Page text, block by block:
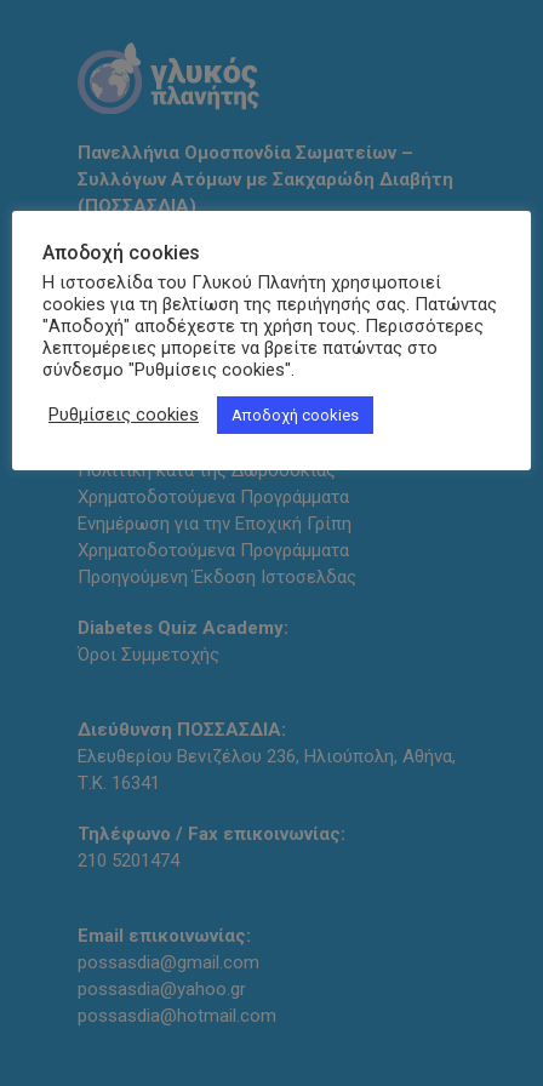
Πανελλήνια Ομοσπονδία Σωματείων –
Συλλόγων Ατόμων με Σακχαρώδη Διαβήτη
(ΠΟΣΣΑΣΔΙΑ)
Η ομάδα της ΠΟΣΣΑΣΔΙΑ προσπαθεί συνεχώς να
διασφαλίσει την ψηφιακή προσβασιμότητα της
ιστοσελίδας για άτομα με αναπηρία. Εάν θέλετε να
αναφέρετε κάποιο πρόβλημα, επικοινωνήστε μαζί μας.
Πολιτική κατά της Δωροδοκίας
Χρηματοδοτούμενα Προγράμματα
Ενημέρωση για την Εποχική Γρίπη
Χρηματοδοτούμενα Προγράμματα
Προηγούμενη Έκδοση Ιστοσελδας
Diabetes Quiz Academy:
Όροι Συμμετοχής
Διεύθυνση ΠΟΣΣΑΣΔΙΑ:
Ελευθερίου Βενιζέλου 236, Ηλιούπολη, Αθήνα,
Τ.Κ. 16341
Τηλέφωνο / Fax επικοινωνίας:
210 5201474
Email επικοινωνίας:
possasdia@gmail.com
possasdia@yahoo.gr
possasdia@hotmail.com
Αποδοχή cookies
Η ιστοσελίδα του Γλυκού Πλανήτη χρησιμοποιεί
cookies για τη βελτίωση της περιήγησής σας. Πατώντας
"Αποδοχή" αποδέχεστε τη χρήση τους. Περισσότερες
λεπτομέρειες μπορείτε να βρείτε πατώντας στο
σύνδεσμο "Ρυθμίσεις cookies".
Ρυθμίσεις cookies Αποδοχή cookies